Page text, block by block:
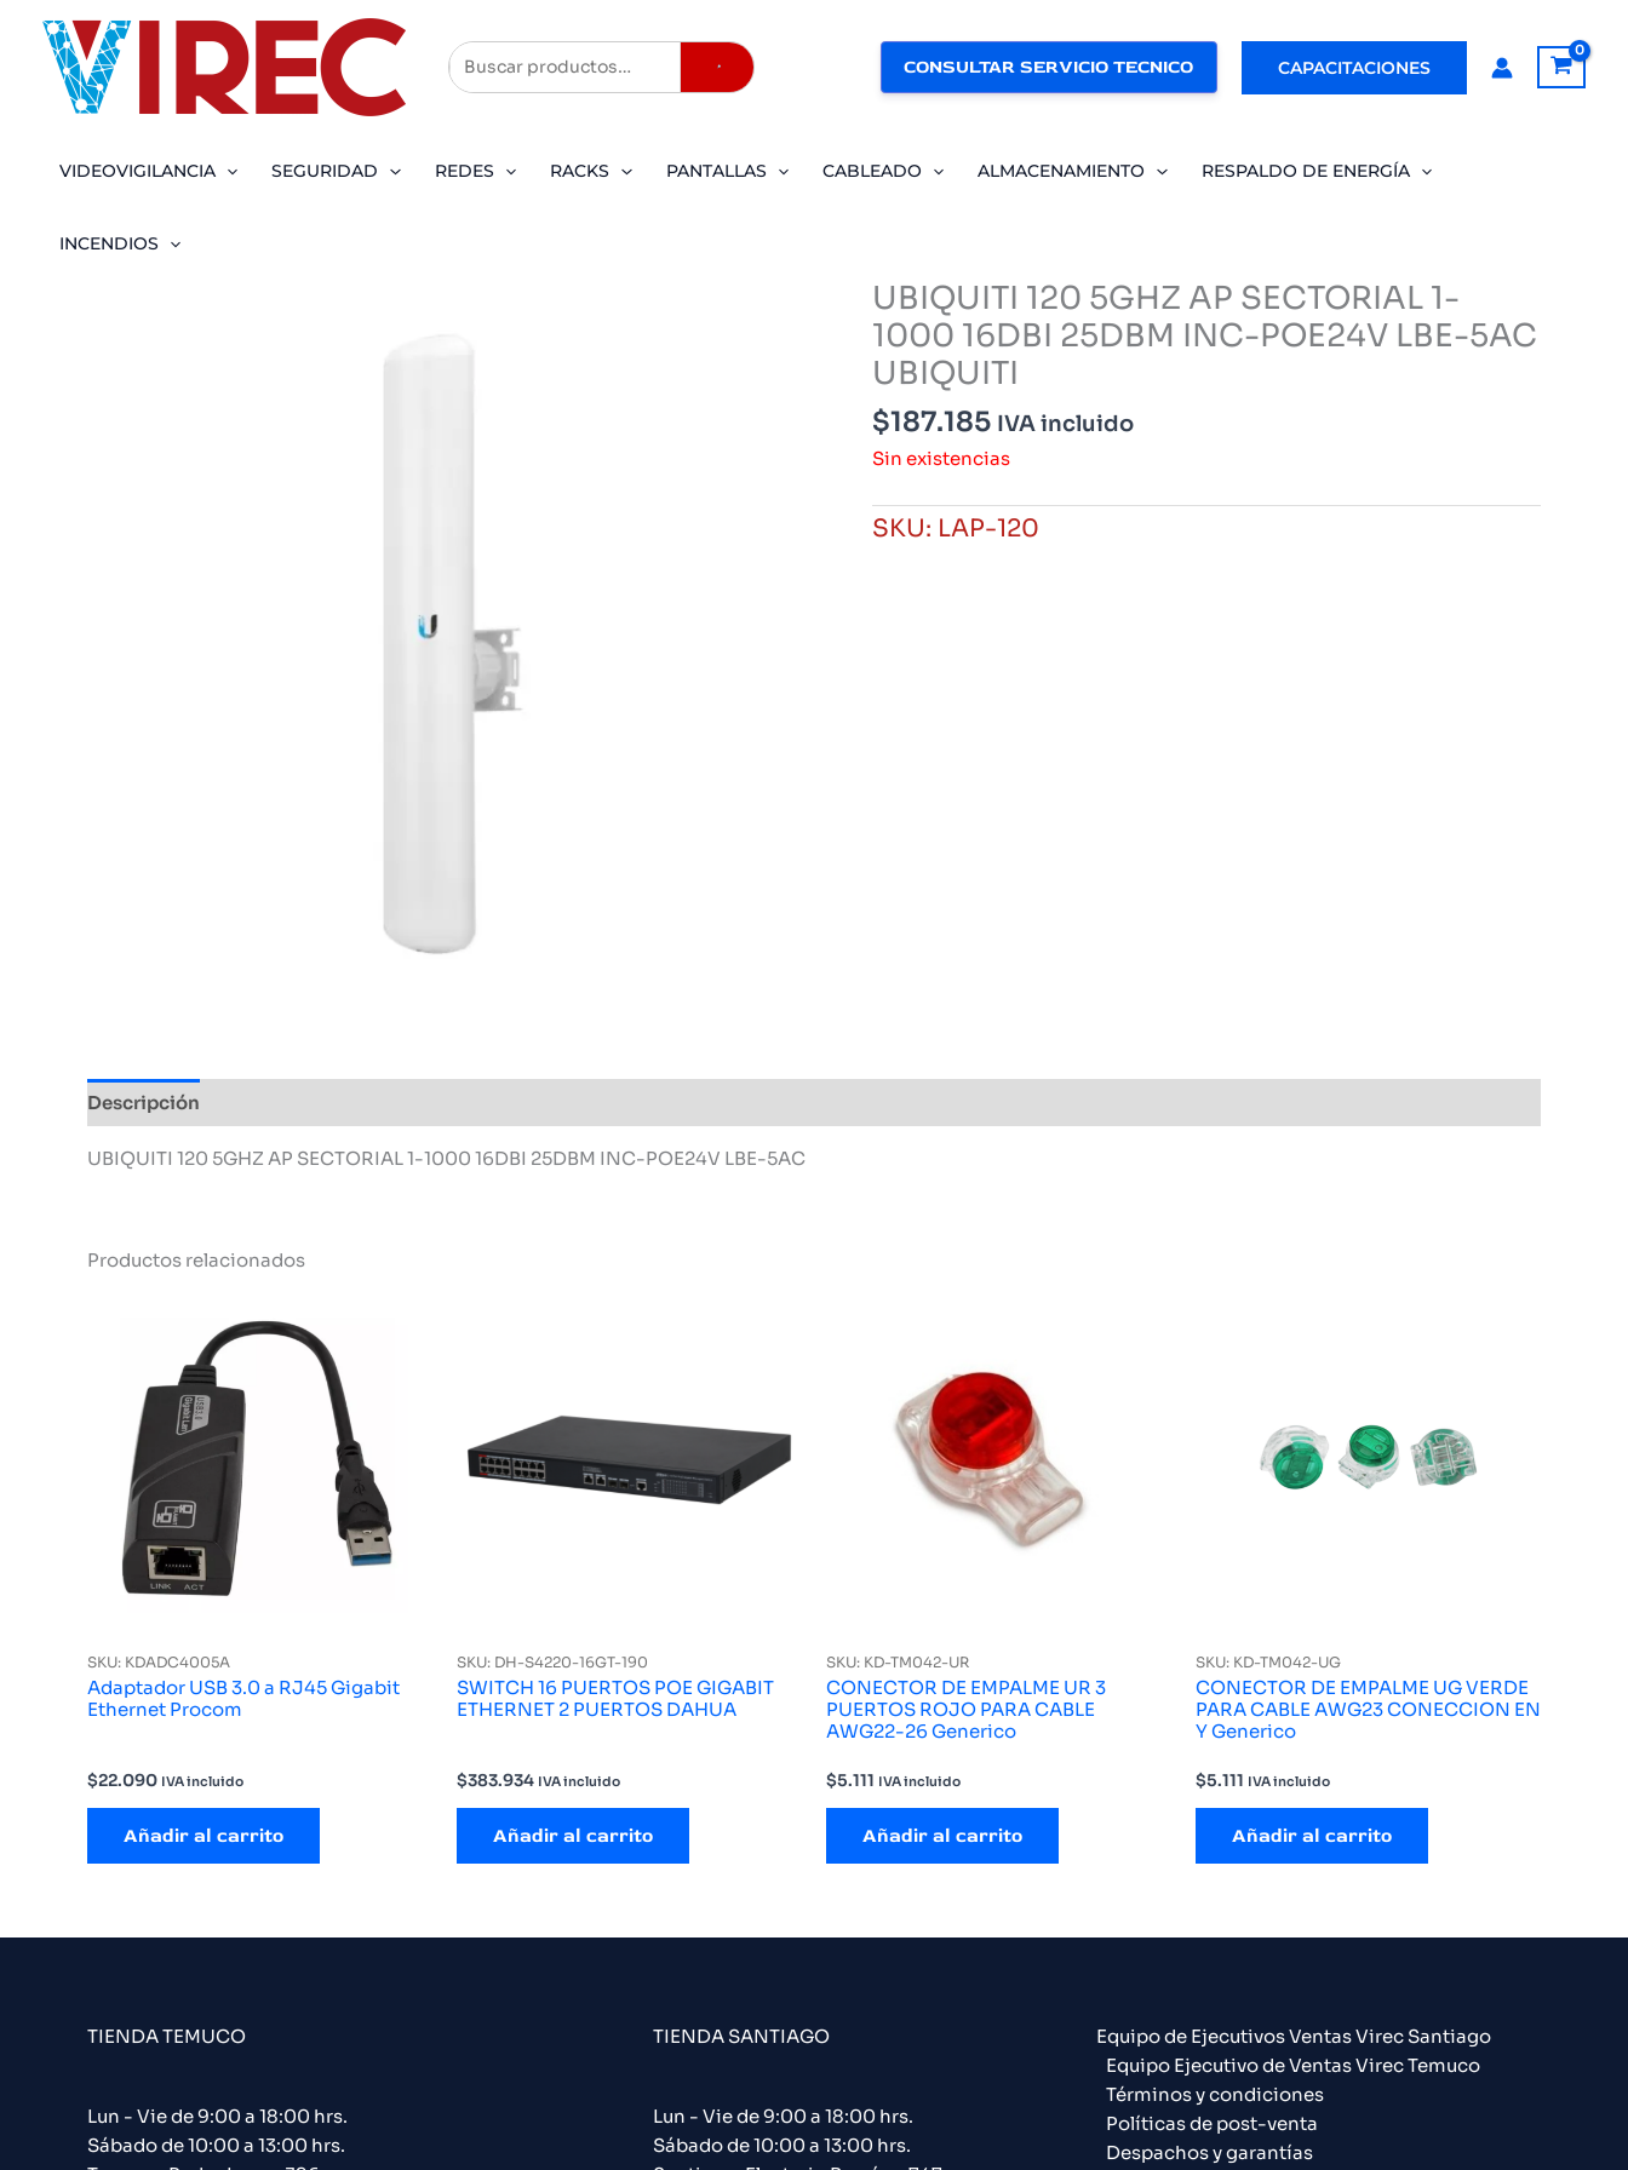
contenido
Buscar CONSULTAR SERVICIO TECNICO CAPACITACIONES
VIDEOVIGILANCIA SEGURIDAD REDES RACKS PANTALLAS CABLEADO ALMACENAMIENTO RESPALDO DE ENERGÍA
INCENDIOS
UBIQUITI 120 5GHZ AP SECTORIAL 1-
1000 16DBI 25DBM INC-POE24V LBE-5AC
UBIQUITI
$187.185 IVA incluido
Sin existencias
SKU: LAP-120
Descripción
UBIQUITI 120 5GHZ AP SECTORIAL 1-1000 16DBI 25DBM INC-POE24V LBE-5AC
Productos relacionados
SKU: KDADC4005A
Adaptador USB 3.0 a RJ45 Gigabit
Ethernet Procom
$22.090 IVA incluido
Añadir al carrito
SKU: DH-S4220-16GT-190
SWITCH 16 PUERTOS POE GIGABIT
ETHERNET 2 PUERTOS DAHUA
$383.934 IVA incluido
Añadir al carrito
SKU: KD-TM042-UR
CONECTOR DE EMPALME UR 3
PUERTOS ROJO PARA CABLE
AWG22-26 Generico
$5.111 IVA incluido
Añadir al carrito
SKU: KD-TM042-UG
CONECTOR DE EMPALME UG VERDE
PARA CABLE AWG23 CONECCION EN
Y Generico
$5.111 IVA incluido
Añadir al carrito
TIENDA TEMUCO
Lun - Vie de 9:00 a 18:00 hrs.
Sábado de 10:00 a 13:00 hrs.
TIENDA SANTIAGO
Lun - Vie de 9:00 a 18:00 hrs.
Sábado de 10:00 a 13:00 hrs.
Equipo de Ejecutivos Ventas Virec Santiago
Equipo Ejecutivo de Ventas Virec Temuco
Términos y condiciones
Políticas de post-venta
Despachos y garantías